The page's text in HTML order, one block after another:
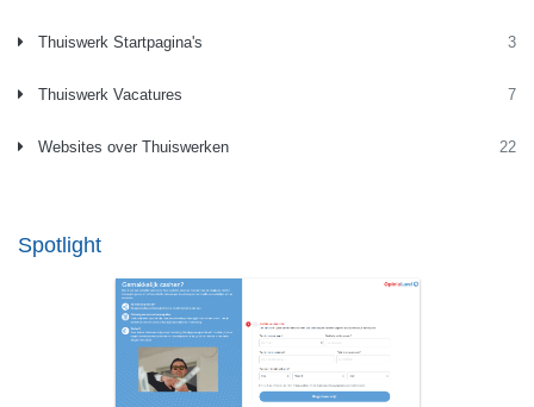
Thuiswerk Startpagina's 3
Thuiswerk Vacatures 7
Websites over Thuiswerken 22
Spotlight